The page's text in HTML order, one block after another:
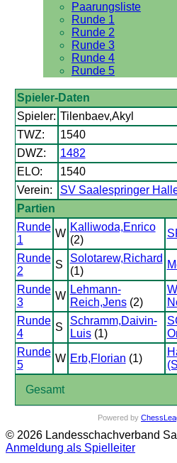
Paarungsliste
Runde 1
Runde 2
Runde 3
Runde 4
Runde 5
Spieler-Daten
Spieler: Tilenbaev,Akyl
TWZ:
1540
DWZ:
1482
ELO:
1540
Verein:
SV Saalespringer
Partien
Runde
1
W
Kalliwoda,Enrico
(2)
Runde
2
S
Solotarew,Richard
(1)
Runde
3
W
Lehmann-
Reich,Jens(2)
Runde
4
S
Schramm,Daivin-
Luis(1)
Runde
5
W Erb,Florian (1)
Gesamt
Powered by
© 2026 Landesschachverband
Anmeldung als Spielleiter